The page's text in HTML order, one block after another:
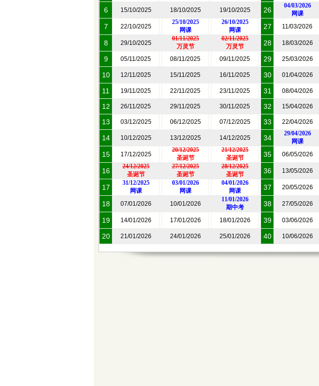
6 15/10/2025 18/10/2025 19/10/2025 26
04/03/2026
网课
7 22/10/2025
25/10/2025
网课
26/10/2025
网课
27 11/03/2026
8 29/10/2025
01/11/2025
万灵节
02/11/2025
万灵节
28 18/03/2026
9 05/11/2025 08/11/2025 09/11/2025 29 25/03/2026
10 12/11/2025 15/11/2025 16/11/2025 30 01/04/2026
11 19/11/2025 22/11/2025 23/11/2025 31 08/04/2026
12 26/11/2025 29/11/2025 30/11/2025 32 15/04/2026
13 03/12/2025 06/12/2025 07/12/2025 33 22/04/2026
14 10/12/2025 13/12/2025 14/12/2025 34
29/04/2026
网课
15 17/12/2025
20/12/2025
圣诞节
21/12/2025
圣诞节
35 06/05/2026
16
24/12/2025
圣诞节
27/12/2025
圣诞节
28/12/2025
圣诞节
36 13/05/2026
17
31/12/2025
网课
03/01/2026
网课
04/01/2026
网课
37 20/05/2026
18 07/01/2026 10/01/2026
11/01/2026
期中考
38 27/05/2026
19 14/01/2026 17/01/2026 18/01/2026 39 03/06/2026
20 21/01/2026 24/01/2026 25/01/2026 40 10/06/2026